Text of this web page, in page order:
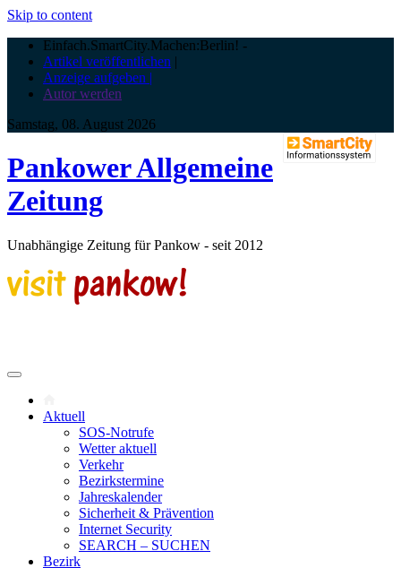
Skip to content
Einfach.SmartCity.Machen:Berlin! -
Artikel veröffentlichen |
Anzeige aufgeben |
Autor werden
Samstag, 08. August 2026
Pankower Allgemeine
Zeitung
Unabhängige Zeitung für Pankow - seit 2012
Aktuell
SOS-Notrufe
Wetter aktuell
Verkehr
Bezirkstermine
Jahreskalender
Sicherheit & Prävention
Internet Security
SEARCH – SUCHEN
Bezirk